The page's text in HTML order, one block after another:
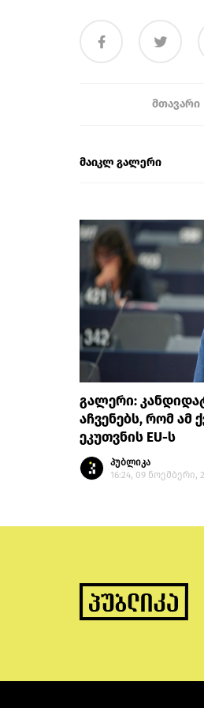
ᲛᲗᲐᲕᲐᲠᲘ
მაიკლ გალერი
გალერი:
აჩვენებს, რომ ამ
ეკუთვნის EU-ს
პუბლიკა
16:24, 09 ნოემბერი,